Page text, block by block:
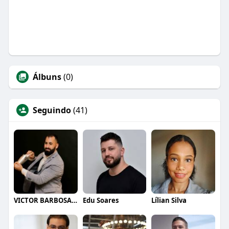
Álbuns(0)
Seguindo(41)
VICTOR BARBOSA QUARANTA Edu Soares Lílian Silva